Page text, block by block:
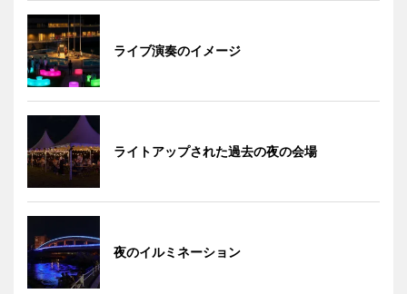
ライブ演奏のイメージ
ライトアップされた過去の夜の会場
夜のイルミネーション